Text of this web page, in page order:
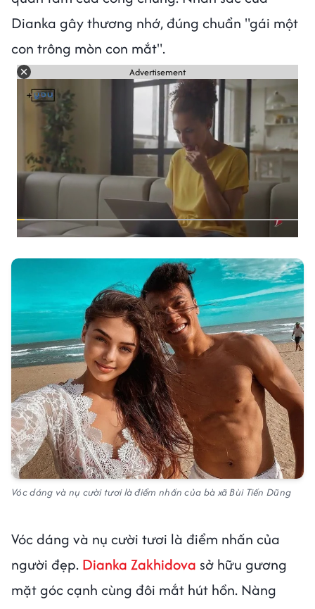
Dianka gây thương nhớ, đúng chuẩn "gái một
con trông mòn con mắt".
Advertisement
Vóc dáng và nụ cười tươi là điểm nhấn của bà xã Bùi Tiến Dũng
Vóc dáng và nụ cười tươi là điểm nhấn của
người đẹp. Dianka Zakhidova sở hữu gương
mặt góc cạnh cùng đôi mắt hút hồn. Nàng